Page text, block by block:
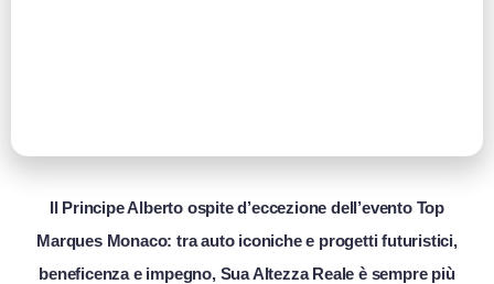
Il Principe Alberto ospite d’eccezione dell’evento Top
Marques Monaco: tra auto iconiche e progetti futuristici,
beneficenza e impegno, Sua Altezza Reale è sempre più